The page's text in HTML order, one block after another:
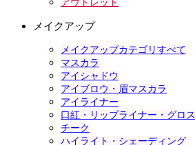
アウトレット
メイクアップ
メイクアップカテゴリすべて
マスカラ
アイシャドウ
アイブロウ・眉マスカラ
アイライナー
口紅・リップライナー・グロス
チーク
ハイライト・シェーディング